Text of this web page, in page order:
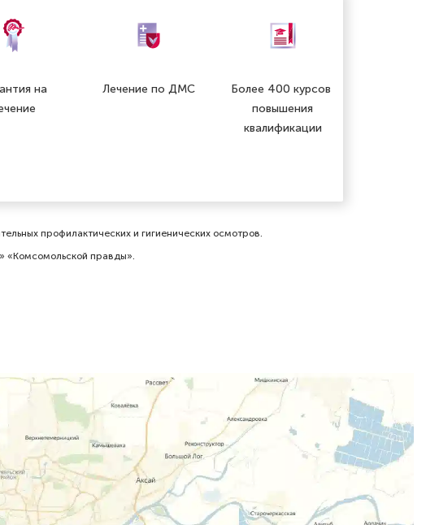
на
Лечение по ДМС
Более 400 курсов
повышения
квалификации
профилактических и гигиенических осмотров⁠.
«Комсомольской правды».